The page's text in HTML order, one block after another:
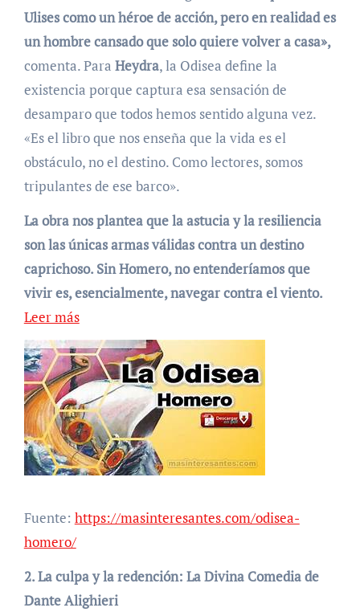
Ulises como un héroe de acción, pero en realidad es
un hombre cansado que solo quiere volver a casa»,
comenta. Para Heydra, la Odisea define la
existencia porque captura esa sensación de
desamparo que todos hemos sentido alguna vez.
«Es el libro que nos enseña que la vida es el
obstáculo, no el destino. Como lectores, somos
tripulantes de ese barco».
La obra nos plantea que la astucia y la resiliencia
son las únicas armas válidas contra un destino
caprichoso. Sin Homero, no entenderíamos que
vivir es, esencialmente, navegar contra el viento.
Leer más
Fuente: https://masinteresantes.com/odisea-
homero/
2. La culpa y la redención: La Divina Comedia de
Dante Alighieri